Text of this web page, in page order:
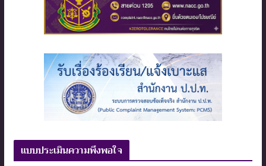
แบบประเมินความพึงพอใจ